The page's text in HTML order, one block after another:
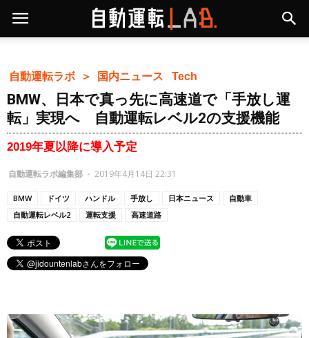
自動運転ラボ ＞ 国内ニュース Tech
BMW、日本で真っ先に高速道で「手放し運
転」実現へ 自動運転レベル2の支援機能
2019年夏以降に導入予定
自動運転ラボ編集部 - 2019年4月14日 22:31
BMW ドイツ ハンドル 手放し 日本ニュース
自動車
自動運転レベル2
運転支援 高速道路